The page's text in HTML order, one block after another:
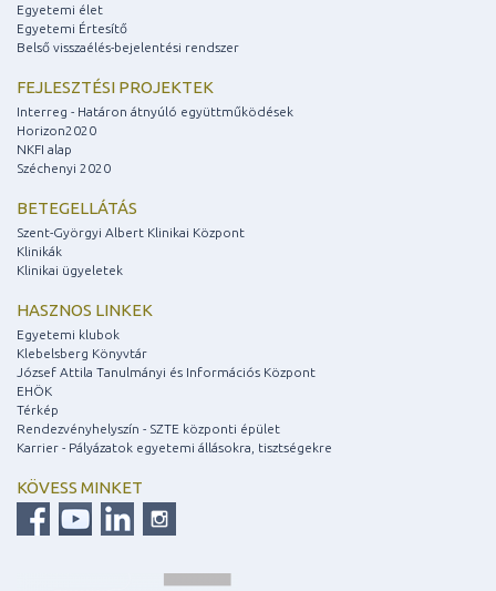
Egyetemi élet
Egyetemi Értesítő
Belső visszaélés-bejelentési rendszer
FEJLESZTÉSI PROJEKTEK
Interreg - Határon átnyúló együttműködések
Horizon2020
NKFI alap
Széchenyi 2020
BETEGELLÁTÁS
Szent-Györgyi Albert Klinikai Központ
Klinikák
Klinikai ügyeletek
HASZNOS LINKEK
Egyetemi klubok
Klebelsberg Könyvtár
József Attila Tanulmányi és Információs Központ
EHÖK
Térkép
Rendezvényhelyszín - SZTE központi épület
Karrier - Pályázatok egyetemi állásokra, tisztségekre
KÖVESS MINKET